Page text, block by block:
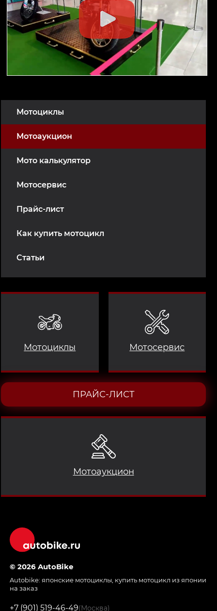
Мотоциклы
Мотоаукцион
Мото калькулятор
Мотосервис
Прайс-лист
Как купить мотоцикл
Статьи
Мотоциклы
Мотоаукцион
Мотосервис
ПРАЙС-ЛИСТ
© 2026 AutoBike
Autobike: японские мотоциклы купить мотоцикл из японии
на заказ
+7 (901) 519-46-49(Москва)